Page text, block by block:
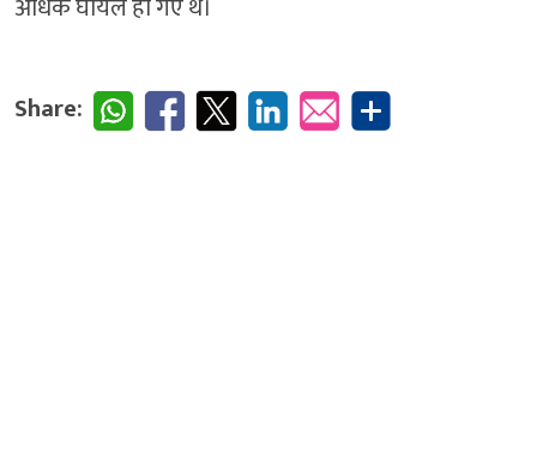
अधिक घायल हो गए थे।
Share: